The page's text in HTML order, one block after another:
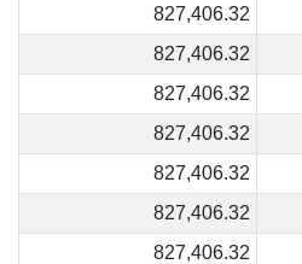
827,406.32
827,406.32
827,406.32
827,406.32
827,406.32
827,406.32
827,406.32